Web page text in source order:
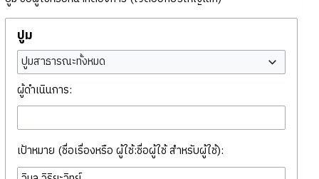
ปูม
ปูมสาธารณะทั้งหมด
ผู้ดำเนินการ:
เป้าหมาย (ชื่อเรื่องหรือ ผู้ใช้:ชื่อผู้ใช้ สำหรับผู้ใช้):